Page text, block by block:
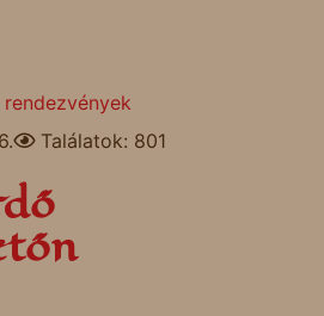
Találatok: 801